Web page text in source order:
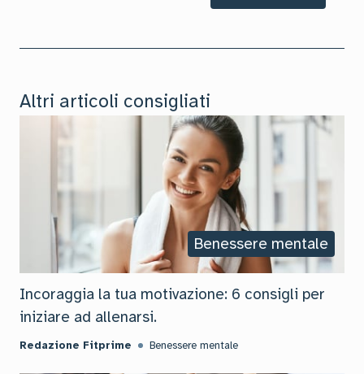
Altri articoli consigliati
Benessere mentale
Incoraggia la tua motivazione: 6 consigli per
iniziare ad allenarsi.
Redazione Fitprime Benessere mentale